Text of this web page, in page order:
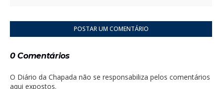
POSTAR UM COMENTÁRIO
0 Comentários
O Diário da Chapada não se responsabiliza pelos comentários
aqui expostos.